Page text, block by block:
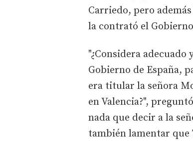
Carriedo, pero
la contrató el
"¿Considera
Gobierno de España,
era titular la señora
en Valencia?",
nada que decir a la
también lamentar que